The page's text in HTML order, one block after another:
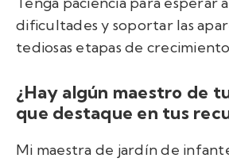
dificultades y soportar las
tediosas etapas de
¿Hay algún maestro de
que destaque en tus
Mi maestra de jardín de